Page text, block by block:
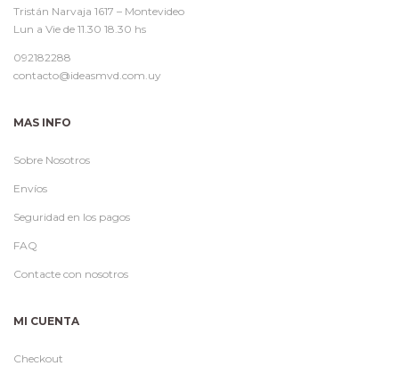
Tristán Narvaja 1617 – Montevideo
Lun a Vie de 11.30 18.30 hs
092182288
contacto@ideasmvd.com.uy
MAS INFO
Sobre Nosotros
Envíos
Seguridad en los pagos
FAQ
Contacte con nosotros
MI CUENTA
Checkout